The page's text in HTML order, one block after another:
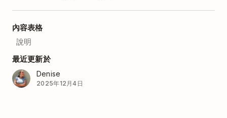
內容表格
說明
最近更新於
Denise
2025年12月4日